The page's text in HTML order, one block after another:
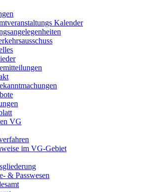
Kalender
VG
im VG-Gebiet
& Passwesen